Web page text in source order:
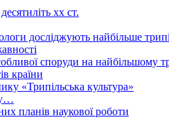
хх ст.
досліджують найбільше
споруди на найбільшому
країни
«Трипільська культура»
планів наукової роботи